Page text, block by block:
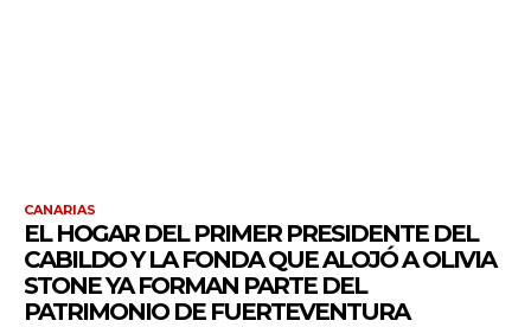
CANARIAS
EL HOGAR DEL PRIMER PRESIDENTE DEL
CABILDO Y LA FONDA QUE ALOJÓ A OLIVIA
STONE YA FORMAN PARTE DEL
PATRIMONIO DE FUERTEVENTURA